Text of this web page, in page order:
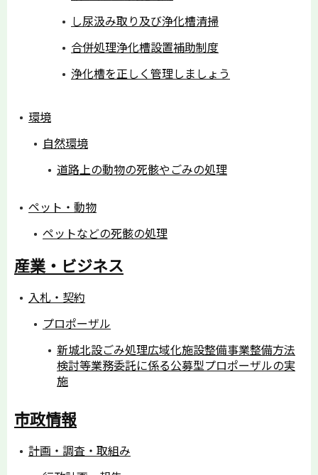
し尿汲み取り及び浄化槽清掃
合併処理浄化槽設置補助制度
浄化槽を正しく管理しましょう
環境
自然環境
道路上の動物の死骸やごみの処理
ペット・動物
ペットなどの死骸の処理
産業・ビジネス
入札・契約
プロポーザル
新城北設ごみ処理広域化施設整備事業整備方法
検討等業務委託に係る公募型プロポーザルの実
施
市政情報
計画・調査・取組み